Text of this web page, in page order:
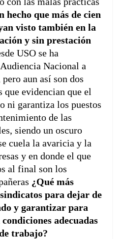
hecho que más de cien
visto también en la
y sin prestación
USO se ha
Nacional a
aun así son dos
que evidencian que el
ni garantiza los puestos
de las
siendo un oscuro
cuela la avaricia y la
y en donde el que
al final son los
¿Qué más
para dejar de
y garantizar para
adecuadas
trabajo?